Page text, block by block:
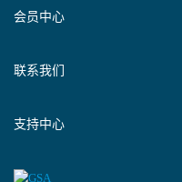
会员中心
联系我们
支持中心